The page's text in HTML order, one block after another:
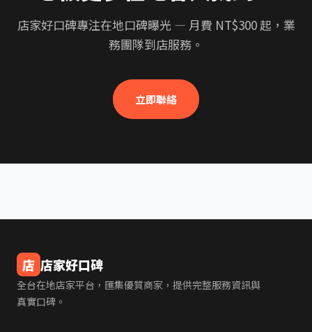
店家好口碑專注在地口碑曝光 — 月費 NT$300 起，業
務團隊到店服務。
立即聯絡
店 店家好口碑
全台在地店家平台，匯集優質商家，提供完整服務資訊與
真實口碑。